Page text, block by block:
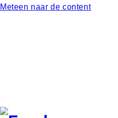
Meteen naar de content